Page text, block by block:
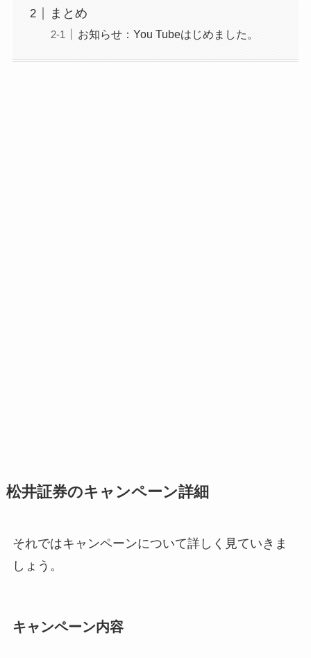
まとめ
お知らせ：You Tubeはじめました。
松井証券のキャンペーン詳細
それではキャンペーンについて詳しく見ていきま
しょう。
キャンペーン内容